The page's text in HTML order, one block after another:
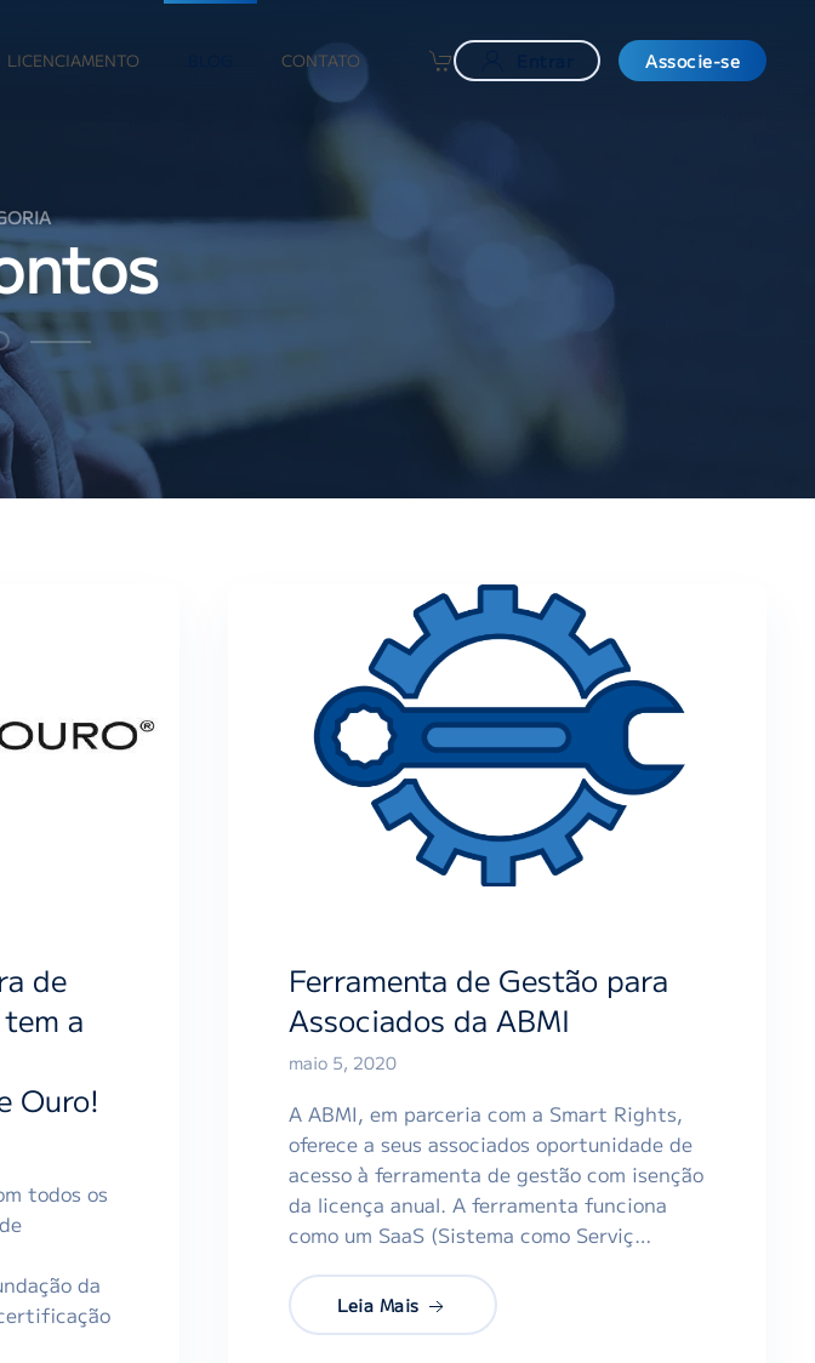
LICENCIAMENTO CONTATO Associe-se
de
a
Ouro!
todos os
da
Ferramenta de Gestão para
Associados da ABMI
maio 5, 2020
A ABMI, em parceria com a Smart Rights,
oferece a seus associados oportunidade de
acesso à ferramenta de gestão com isenção
da licença anual. A ferramenta funciona
como um SaaS (Sistema como Serviç…
Leia Mais